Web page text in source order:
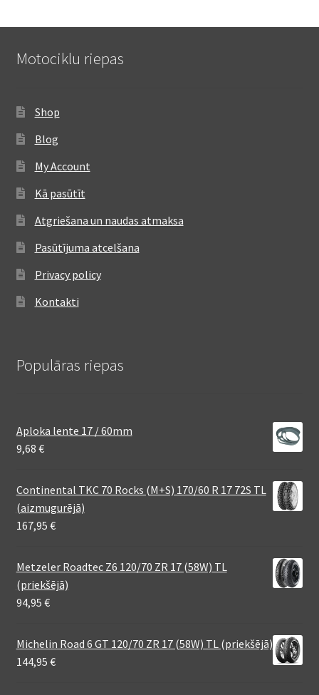
Motociklu riepas
Shop
Blog
My Account
Kā pasūtīt
Atgriešana un naudas atmaksa
Pasūtījuma atcelšana
Privacy policy
Kontakti
Populāras riepas
Aploka lente 17 / 60mm
9,68 €
Continental TKC 70 Rocks (M+S) 170/60 R 17 72S TL
(aizmugurējā)
167,95 €
Metzeler Roadtec Z6 120/70 ZR 17 (58W) TL
(priekšējā)
94,95 €
Michelin Road 6 GT 120/70 ZR 17 (58W) TL (priekšējā)
144,95 €